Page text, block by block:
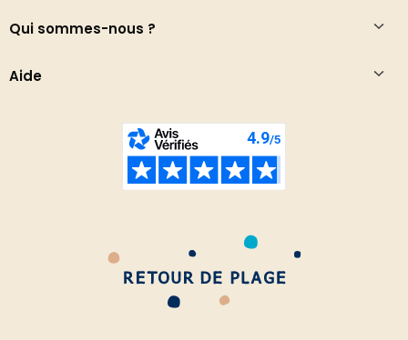
Qui sommes-nous ?
Aide